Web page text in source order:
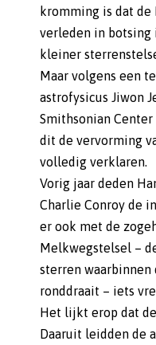
kromming is dat
verleden in botsing
kleiner
Maar volgens een
astrofysicus Jiwon
Smithsonian
dit de vervorming
volledig verklaren.
Vorig jaar deden
Charlie Conroy de
er ook met de
Melkwegstelsel –
sterren
ronddraait – iets
Het lijkt erop dat
Daaruit leidden de